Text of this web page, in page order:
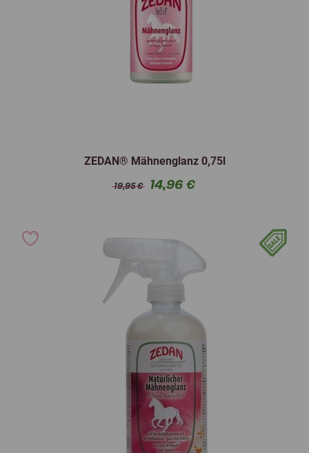
ZEDAN® Mähnenglanz 0,75l
19,95 € 14,96 €